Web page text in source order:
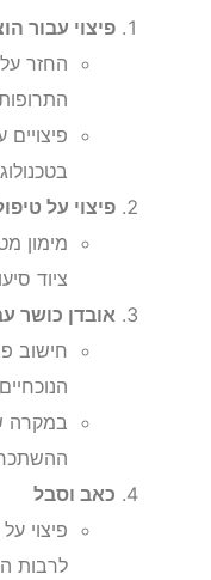
פיצוי עבור
החזר על
פיצוי על
מימון
ציוד
אובדן כושר
חישוב
במקרה
כאב וסבל
פיצוי
לרבות